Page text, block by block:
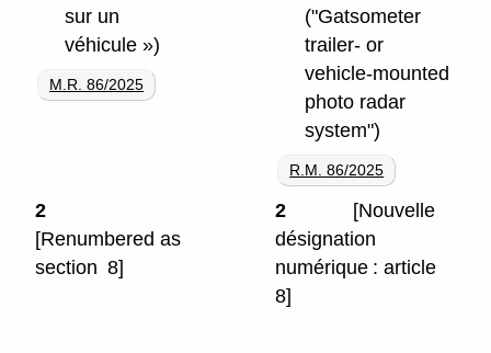
sur un
véhicule »)
M.R. 86/2025
("Gatsometer
trailer- or
vehicle-mounted
photo radar
system")
R.M. 86/2025
2
[Renumbered as
section 8]
2
[Nouvelle
désignation
numérique : article
8]